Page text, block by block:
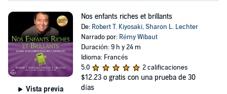
Vista previa
Nos enfants riches et brillants
De: Robert T. Kiyosaki,Sharon L. Lechter
Narrado por: Rémy Wibaut
Duración: 9 h y 24 m
Idioma: Francés
5.0
2 calificaciones
$12.23 o gratis con una prueba de 30
días